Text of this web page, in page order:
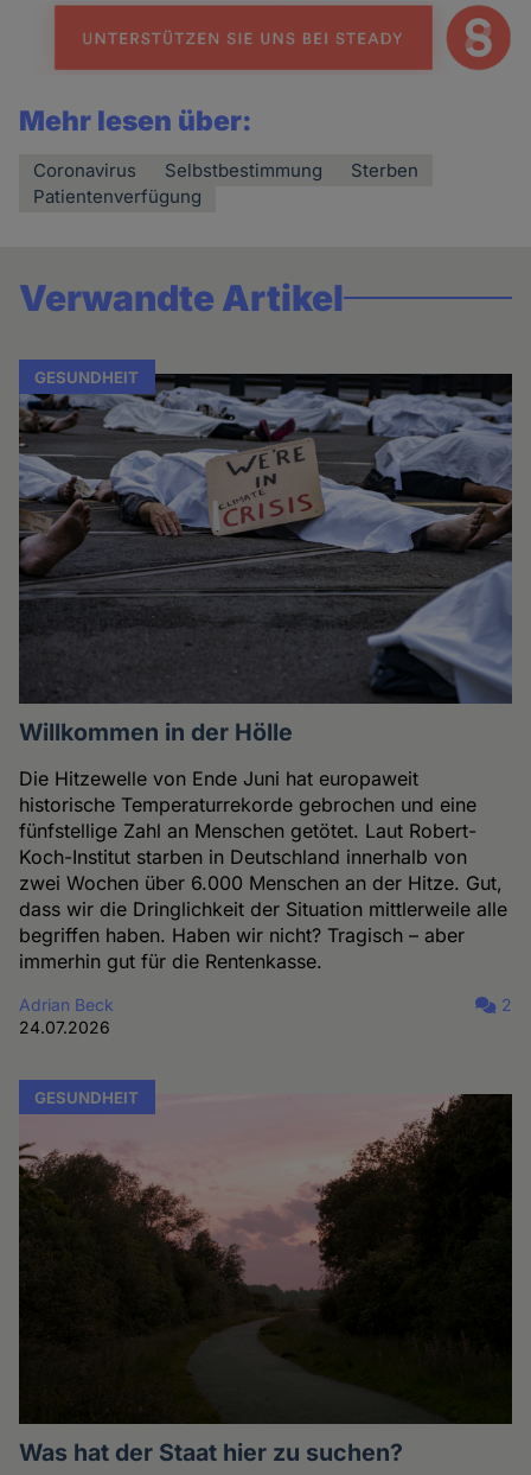
Mehr lesen über:
Coronavirus Selbstbestimmung
Sterben
Patientenverfügung
Verwandte Artikel
GESUNDHEIT
Willkommen in der Hölle
Die Hitzewelle von Ende Juni hat europaweit
historische Temperaturrekorde gebrochen und eine
fünfstellige Zahl an Menschen getötet. Laut Robert-
Koch-Institut starben in Deutschland innerhalb von
zwei Wochen über 6.000 Menschen an der Hitze. Gut,
dass wir die Dringlichkeit der Situation mittlerweile alle
begriffen haben. Haben wir nicht? Tragisch – aber
immerhin gut für die Rentenkasse.
Adrian Beck
24.07.2026
2
GESUNDHEIT
Was hat der Staat hier zu suchen?